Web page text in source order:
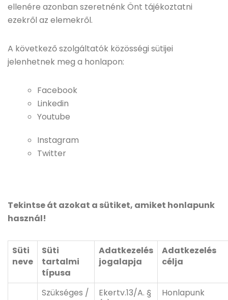
ellenére azonban szeretnénk Önt tájékoztatni
ezekről az elemekről.
A következő szolgáltatók közösségi sütijei
jelenhetnek meg a honlapon:
Facebook
Linkedin
Youtube
Instagram
Twitter
Tekintse át azokat a sütiket, amiket honlapunk
használ!
Süti
neve
Süti
tartalmi
típusa
Adatkezelés
jogalapja
Adatkezelés
célja
Szükséges /
Ekertv.13/A. §
Honlapunk